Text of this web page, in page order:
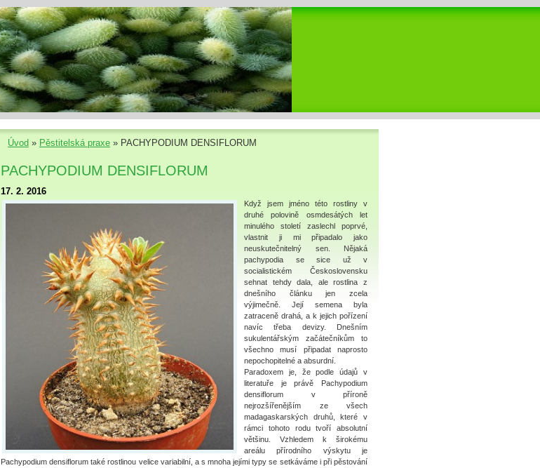
Úvod » Pěstitelská praxe » PACHYPODIUM DENSIFLORUM
PACHYPODIUM DENSIFLORUM
17. 2. 2016
Když jsem jméno této rostliny v
druhé polovině osmdesátých let
minulého století zaslechl poprvé,
vlastnit ji mi připadalo jako
neuskutečnitelný sen. Nějaká
pachypodia se sice už v
socialistickém Československu
sehnat tehdy dala, ale rostlina z
dnešního článku jen zcela
výjimečně. Její semena byla
zatraceně drahá, a k jejich pořízení
navíc třeba devizy. Dnešním
sukulentářským začátečníkům to
všechno musí připadat naprosto
nepochopitelné a absurdní.
Paradoxem je, že podle údajů v
literatuře je právě Pachypodium
densiflorum v příroně
nejrozšířenějším ze všech
madagaskarských druhů, které v
rámci tohoto rodu tvoří absolutní
většinu. Vzhledem k širokému
areálu přírodního výskytu je
Pachypodium densiflorum také rostlinou velice variabilní, a s mnoha jejími typy se setkáváme i při pěstování